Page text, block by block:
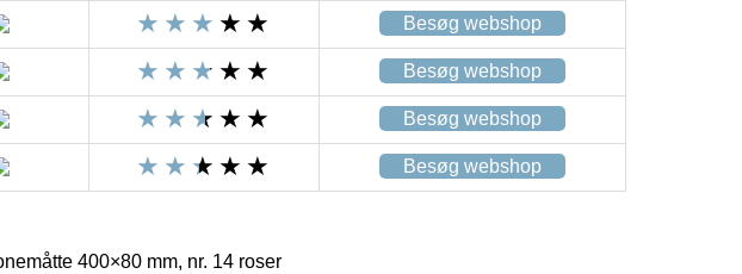
Besøg webshop
Besøg webshop
Besøg webshop
Besøg webshop
400×80 mm, nr. 14 roser